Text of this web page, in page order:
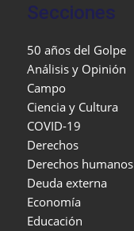
Secciones
50 años del Golpe
Análisis y Opinión
Campo
Ciencia y Cultura
COVID-19
Derechos
Derechos humanos
Deuda externa
Economía
Educación